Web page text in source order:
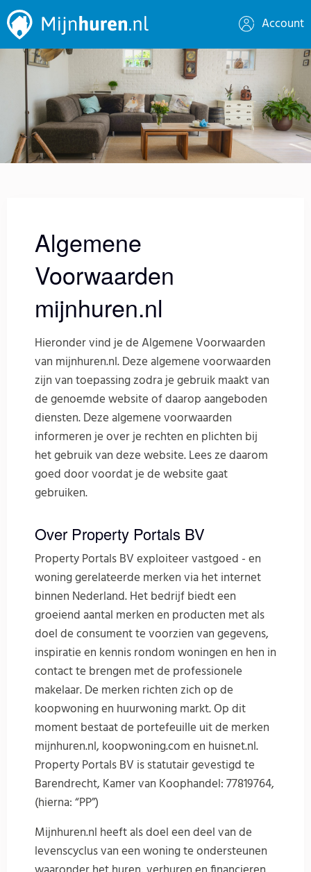
Account
Algemene
Voorwaarden
mijnhuren.nl
Hieronder vind je de Algemene Voorwaarden
van mijnhuren.nl. Deze algemene voorwaarden
zijn van toepassing zodra je gebruik maakt van
de genoemde website of daarop aangeboden
diensten. Deze algemene voorwaarden
informeren je over je rechten en plichten bij
het gebruik van deze website. Lees ze daarom
goed door voordat je de website gaat
gebruiken.
Over Property Portals BV
Property Portals BV exploiteer vastgoed - en
woning gerelateerde merken via het internet
binnen Nederland. Het bedrijf biedt een
groeiend aantal merken en producten met als
doel de consument te voorzien van gegevens,
inspiratie en kennis rondom woningen en hen in
contact te brengen met de professionele
makelaar. De merken richten zich op de
koopwoning en huurwoning markt. Op dit
moment bestaat de portefeuille uit de merken
mijnhuren.nl, koopwoning.com en huisnet.nl.
Property Portals BV is statutair gevestigd te
Barendrecht, Kamer van Koophandel: 77819764,
(hierna: “PP”)
Mijnhuren.nl heeft als doel een deel van de
levenscyclus van een woning te ondersteunen